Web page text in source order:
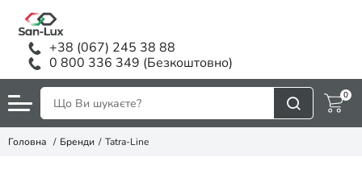
+38 (067) 245 38 88
0 800 336 349 (Безкоштовно)
0
Головна Бренди Tatra-Line